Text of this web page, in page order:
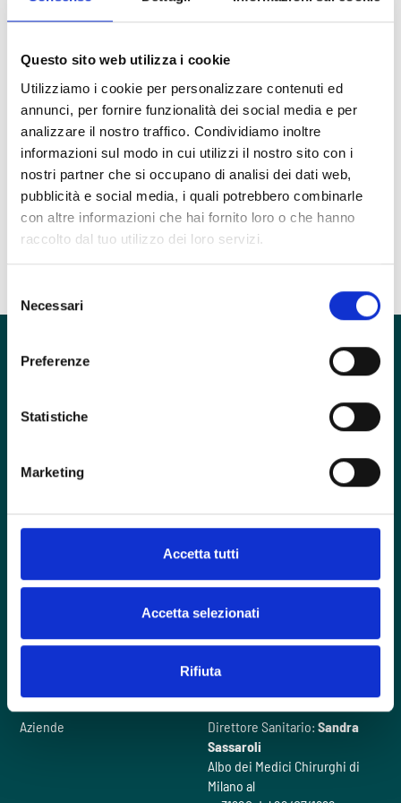
Questo sito web utilizza i cookie
Utilizziamo i cookie per personalizzare contenuti ed
annunci, per fornire funzionalità dei social media e per
analizzare il nostro traffico. Condividiamo inoltre
informazioni sul modo in cui utilizzi il nostro sito con i
nostri partner che si occupano di analisi dei dati web,
pubblicità e social media, i quali potrebbero combinarle
con altre informazioni che hai fornito loro o che hanno
raccolto dal tuo utilizzo dei loro servizi.
delNecessari
Preferenze
Statistiche
Marketing
Accetta tutti
Accetta selezionati
Rifiuta
Pamela Beatrice Ciociola
Unità Clinica
Disturbo Borderline
Ruolo
Psicoterapeuta
Esercita in
02 00705120
Domande frequenti
Cosa facciamo
Videogallery
Aziende
Direttore Sanitario: Sandra
Sassaroli
Albo dei Medici Chirurghi di
Milano al